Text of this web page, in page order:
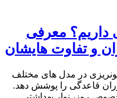
داریم؟ معرفی
و تفاوت هایشان
در مدل‌ های مختلف
قاعدگی را پوشش دهد.